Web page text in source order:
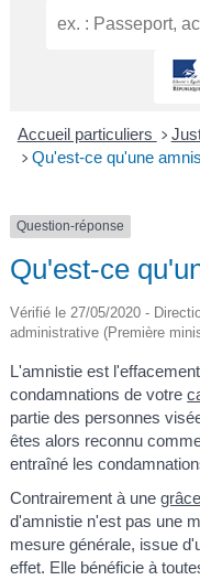
Accueil particuliers >
> Qu'est-ce qu'une
Question-réponse
Qu'est-ce
Vérifié le 27/05/2020 -
administrative (Première
L'amnistie est
condamnations de votre
partie des personnes
êtes alors reconnu
entraîné les
Contrairement à une
d'amnistie n'est pas une
mesure générale, issue
effet. Elle bénéficie à